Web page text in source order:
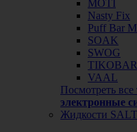
MOTI
Nasty Fix
Puff Bar
SOAK
SWOG
VAAL
Посмотреть все
электронные
Жидкости SALT